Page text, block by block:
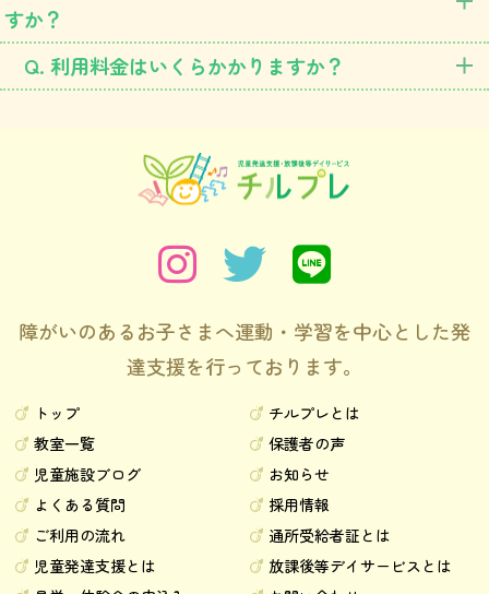
すか？
利用料金はいくらかかりますか？
障がいのあるお子さまへ運動・学習を中心とした発
達支援を行っております。
トップ
チルプレとは
教室一覧
保護者の声
児童施設ブログ
お知らせ
よくある質問
採用情報
ご利用の流れ
通所受給者証とは
児童発達支援とは
放課後等デイサービスとは